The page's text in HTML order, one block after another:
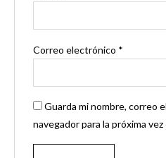
Correo electrónico *
Guarda mi nombre, correo
navegador para la próxima